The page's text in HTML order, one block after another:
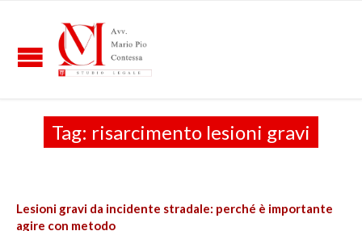
Tag: risarcimento lesioni gravi
Lesioni gravi da incidente stradale: perché è importante
agire con metodo